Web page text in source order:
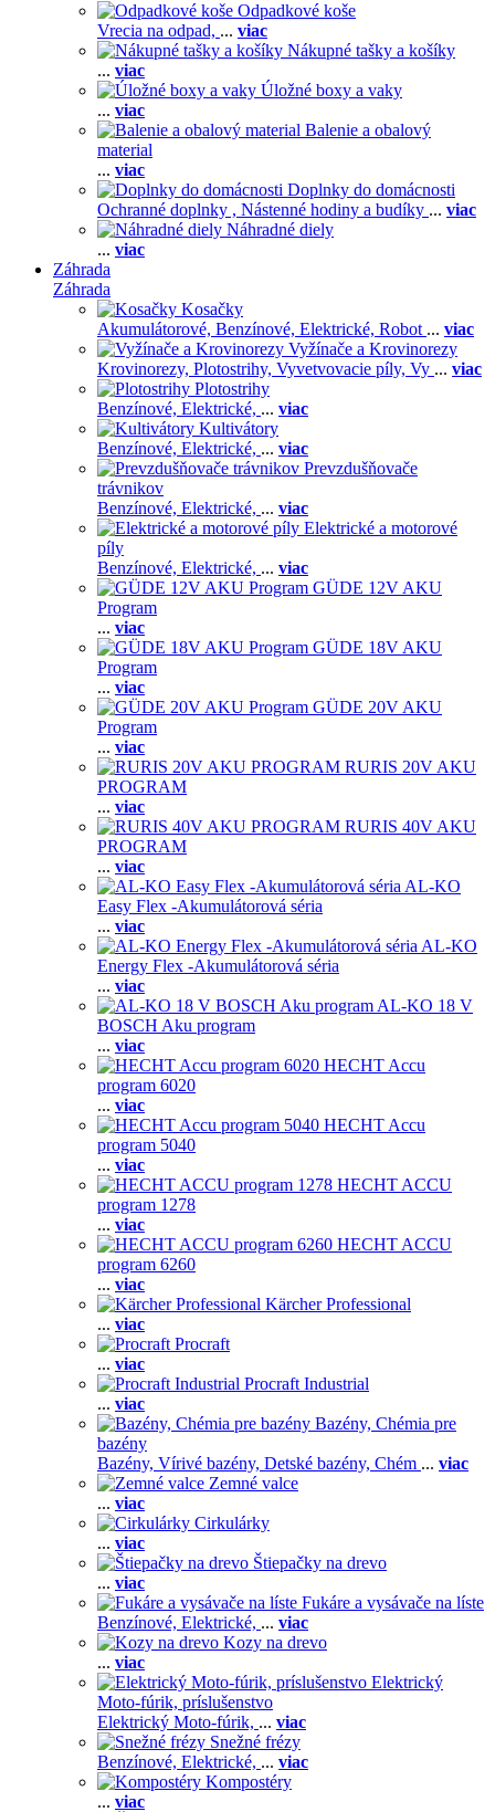
Odpadkové koše
Vrecia na odpad, ... viac
Nákupné tašky a košíky
... viac
Úložné boxy a vaky
... viac
Balenie a obalový
material
... viac
Doplnky do domácnosti
Ochranné doplnky , Nástenné hodiny a budíky ... viac
Náhradné diely
... viac
Záhrada
Záhrada
Kosačky
Akumulátorové, Benzínové, Elektrické, Robot ... viac
Vyžínače a Krovinorezy
Krovinorezy, Plotostrihy, Vyvetvovacie píly, Vy ... viac
Plotostrihy
Benzínové, Elektrické, ... viac
Kultivátory
Benzínové, Elektrické, ... viac
Prevzdušňovače
trávnikov
Benzínové, Elektrické, ... viac
Elektrické a motorové
píly
Benzínové, Elektrické, ... viac
GÜDE 12V AKU
Program
... viac
GÜDE 18V AKU
Program
... viac
GÜDE 20V AKU
Program
... viac
RURIS 20V AKU
PROGRAM
... viac
RURIS 40V AKU
PROGRAM
... viac
AL-KO
Easy Flex -Akumulátorová séria
... viac
AL-KO
Energy Flex -Akumulátorová séria
... viac
AL-KO 18 V
BOSCH Aku program
... viac
HECHT Accu
program 6020
... viac
HECHT Accu
program 5040
... viac
HECHT ACCU
program 1278
... viac
HECHT ACCU
program 6260
... viac
Kärcher Professional
... viac
Procraft
... viac
Procraft Industrial
... viac
Bazény, Chémia pre
bazény
Bazény, Vírivé bazény, Detské bazény, Chém ... viac
Zemné valce
... viac
Cirkulárky
... viac
Štiepačky na drevo
... viac
Fukáre a vysávače na líste
Benzínové, Elektrické, ... viac
Kozy na drevo
... viac
Elektrický
Moto-fúrik, príslušenstvo
Elektrický Moto-fúrik, ... viac
Snežné frézy
Benzínové, Elektrické, ... viac
Kompostéry
... viac